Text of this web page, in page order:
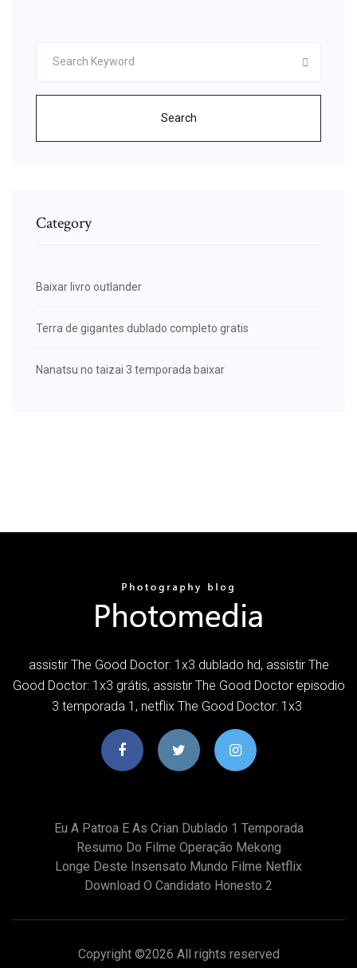
Search
Category
Baixar livro outlander
Terra de gigantes dublado completo gratis
Nanatsu no taizai 3 temporada baixar
assistir The Good Doctor: 1x3 dublado hd, assistir The
Good Doctor: 1x3 grátis, assistir The Good Doctor episodio
3 temporada 1, netflix The Good Doctor: 1x3
Eu A Patroa E As Crian Dublado 1 Temporada
Resumo Do Filme Operação Mekong
Longe Deste Insensato Mundo Filme Netflix
Download O Candidato Honesto 2
Copyright ©2026 All rights reserved